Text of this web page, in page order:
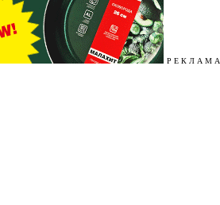
Р Е К Л А М А